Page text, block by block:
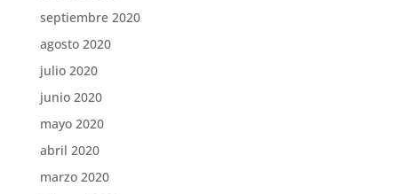
septiembre 2020
agosto 2020
julio 2020
junio 2020
mayo 2020
abril 2020
marzo 2020